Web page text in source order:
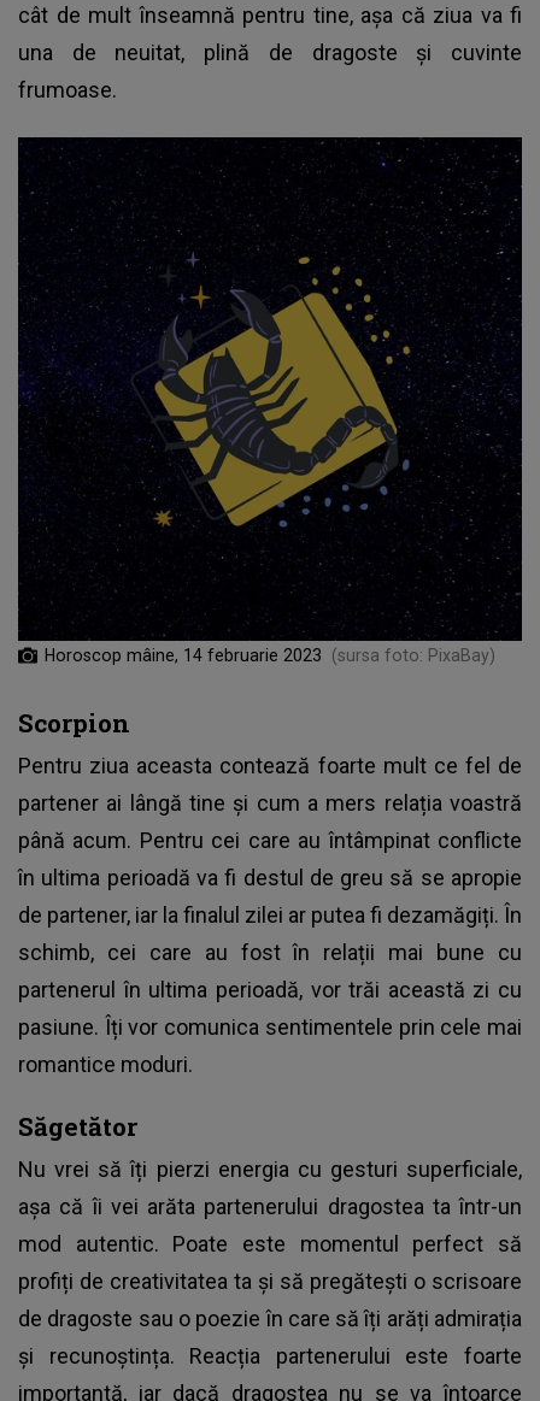
cât de mult înseamnă pentru tine, așa că ziua va fi
una de neuitat, plină de dragoste și cuvinte
frumoase.
Horoscop mâine, 14 februarie 2023 (sursa foto: PixaBay)
Scorpion
Pentru ziua aceasta contează foarte mult ce fel de
partener ai lângă tine și cum a mers relația voastră
până acum. Pentru cei care au întâmpinat conflicte
în ultima perioadă va fi destul de greu să se apropie
de partener, iar la finalul zilei ar putea fi dezamăgiți. În
schimb, cei care au fost în relații mai bune cu
partenerul în ultima perioadă, vor trăi această zi cu
pasiune. Îți vor comunica sentimentele prin cele mai
romantice moduri.
Săgetător
Nu vrei să îți pierzi energia cu gesturi superficiale,
așa că îi vei arăta partenerului dragostea ta într-un
mod autentic. Poate este momentul perfect să
profiți de creativitatea ta și să pregătești o scrisoare
de dragoste sau o poezie în care să îți arăți admirația
și recunoștința. Reacția partenerului este foarte
importantă, iar dacă dragostea nu se va întoarce